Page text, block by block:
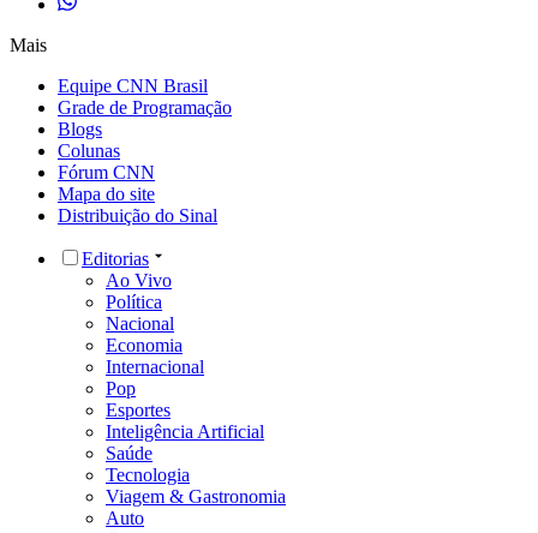
Mais
Equipe CNN Brasil
Grade de Programação
Blogs
Colunas
Fórum CNN
Mapa do site
Distribuição do Sinal
Editorias
Ao Vivo
Política
Nacional
Economia
Internacional
Pop
Esportes
Inteligência Artificial
Saúde
Tecnologia
Viagem & Gastronomia
Auto